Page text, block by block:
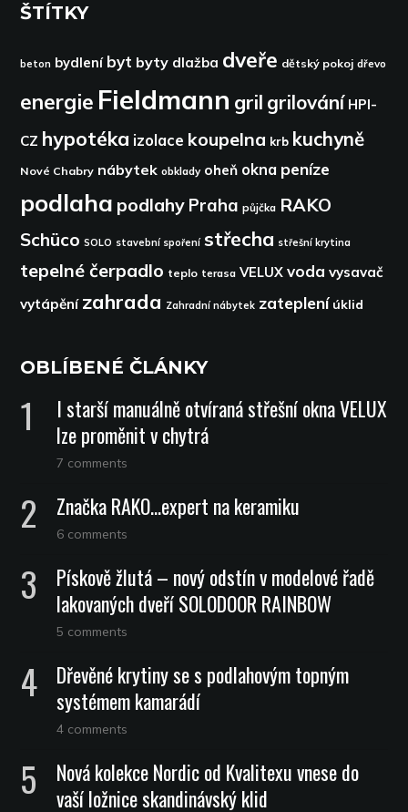
ŠTÍTKY
beton bydlení byt byty dlažba dveře dětský pokoj dřevo
energie Fieldmann gril grilování HPI-
CZ hypotéka izolace koupelna krb kuchyně
Nové Chabry nábytek obklady oheň okna peníze
podlaha podlahy Praha půjčka RAKO
Schüco SOLO stavební spoření střecha střešní krytina
tepelné čerpadlo teplo terasa VELUX voda vysavač
vytápění zahrada Zahradní nábytek zateplení úklid
OBLÍBENÉ ČLÁNKY
I starší manuálně otvíraná střešní okna VELUX
lze proměnit v chytrá
7 comments
Značka RAKO…expert na keramiku
6 comments
Pískově žlutá – nový odstín v modelové řadě
lakovaných dveří SOLODOOR RAINBOW
5 comments
Dřevěné krytiny se s podlahovým topným
systémem kamarádí
4 comments
Nová kolekce Nordic od Kvalitexu vnese do
vaší ložnice skandinávský klid